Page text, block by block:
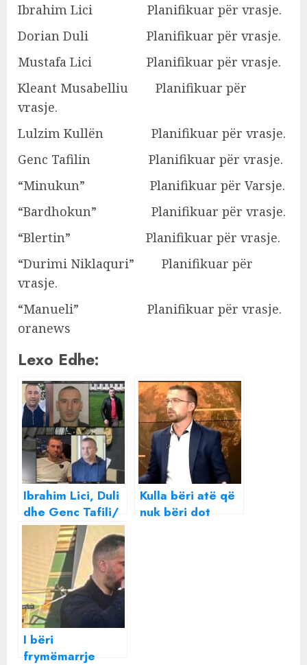
Ibrahim Lici Planifikuar për vrasje.
Dorian Duli Planifikuar për vrasje.
Mustafa Lici Planifikuar për vrasje.
Kleant Musabelliu Planifikuar për
vrasje.
Lulzim Kullën Planifikuar për vrasje.
Genc Tafilin Planifikuar për vrasje.
“Minukun” Planifikuar për Varsje.
“Bardhokun” Planifikuar për vrasje.
“Blertin” Planifikuar për vrasje.
“Durimi Niklaquri” Planifikuar për
vrasje.
“Manueli” Planifikuar për vrasje.
oranews
Lexo Edhe:
Ibrahim Lici, Duli
dhe Genc Tafili/
GJKKO kërkon
“shënjestrat” që
të bëhen pjesë e
“Metamorfozës”
Kulla bëri atë që
nuk bëri dot
I bëri
frymëmarrje